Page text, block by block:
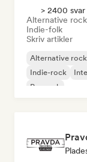
> 2400
Alternative rock
Indie-folk
Skriv artikler
Alternative rock
Indie-rock
Poprock